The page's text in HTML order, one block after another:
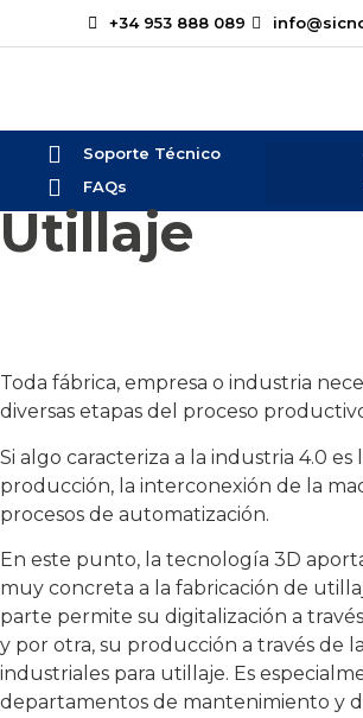
+34 953 888 089
Soporte Técnico
FAQs
Utillaje
Toda fábrica, empresa o industria
diversas etapas del proceso
Si algo caracteriza a la industria 4.0 es
producción, la interconexión de la
procesos de automatización.
En este punto, la tecnología 3D
muy concreta a la fabricación de
parte permite su digitalización a
y por otra, su producción a través de
industriales para utillaje. Es
departamentos de mantenimiento y